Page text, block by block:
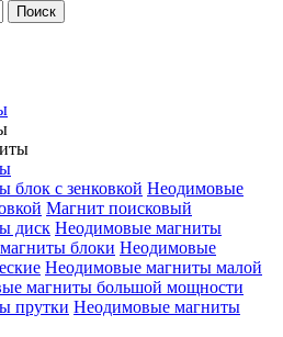
Поиск
блок с зенковкой Неодимовые
Магнит поисковый
диск Неодимовые магниты
блоки Неодимовые
Неодимовые магниты малой
магниты большой мощности
прутки Неодимовые магниты